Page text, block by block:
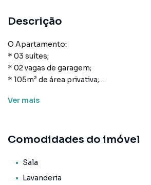
Descrição
O Apartamento:
* 03 suítes;
* 02 vagas de garagem;
* 105m² de área privativa;
* Cozinha;
* Living para sala de estar e de jantar;
* Infraestrutura para água quente;
* Espera para split;
Ver mais
Comodidades do imóvel
Sala
Lavanderia